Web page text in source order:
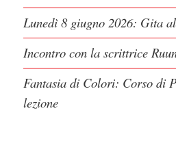
Lunedì 8 giugno 2026: Gita
Incontro con la scrittrice
Fantasia di Colori: Corso di
lezione